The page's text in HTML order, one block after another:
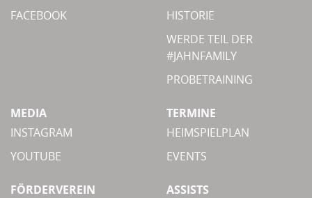
FACEBOOK
HISTORIE
WERDE TEIL DER
#JAHNFAMILY
PROBETRAINING
MEDIA
INSTAGRAM
YOUTUBE
TERMINE
HEIMSPIELPLAN
EVENTS
FÖRDERVEREIN
ASSISTS